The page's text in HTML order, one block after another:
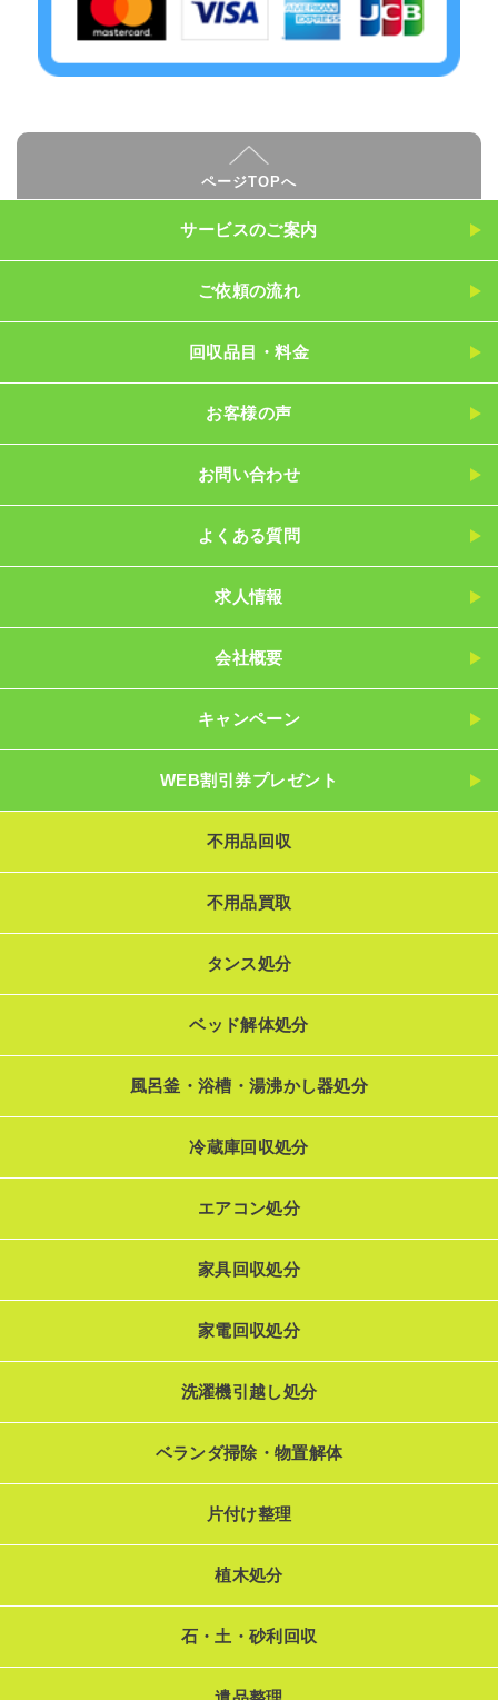
ページTOPへ
サービスのご案内
ご依頼の流れ
回収品目・料金
お客様の声
お問い合わせ
よくある質問
求人情報
会社概要
キャンペーン
WEB割引券プレゼント
不用品回収
不用品買取
タンス処分
ベッド解体処分
風呂釜・浴槽・湯沸かし器処分
冷蔵庫回収処分
エアコン処分
家具回収処分
家電回収処分
洗濯機引越し処分
ベランダ掃除・物置解体
片付け整理
植木処分
石・土・砂利回収